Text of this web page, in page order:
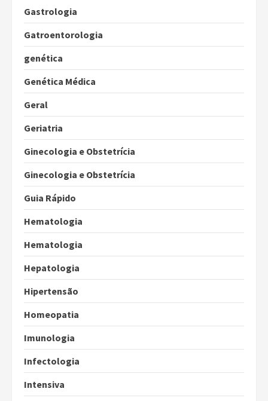
Gastrologia
Gatroentorologia
genética
Genética Médica
Geral
Geriatria
Ginecologia e Obstetrícia
Ginecologia e Obstetrícia
Guia Rápido
Hematologia
Hematologia
Hepatologia
Hipertensão
Homeopatia
Imunologia
Infectologia
Intensiva